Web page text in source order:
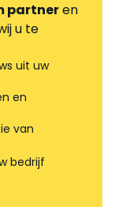
partneren
u te
uit uw
en
van
bedrijf